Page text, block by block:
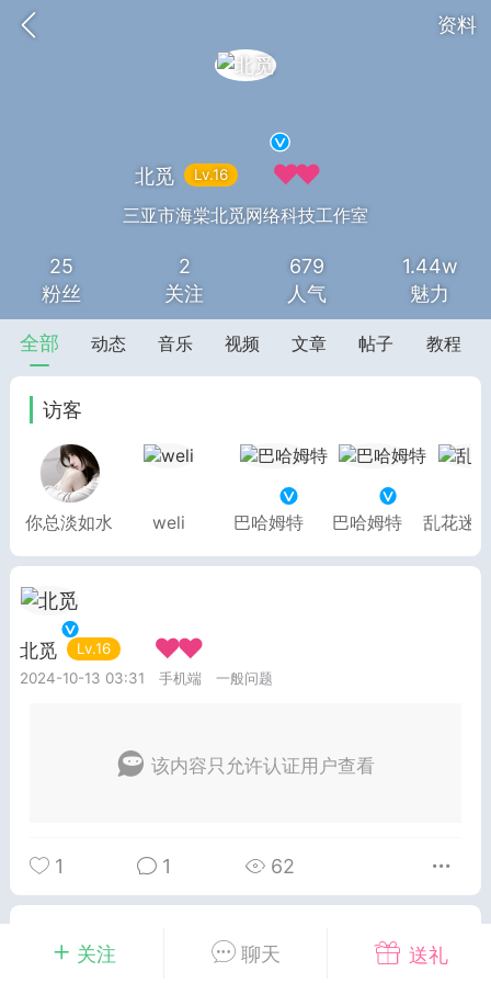
资料
基于wordpress开发 你所看
排行
任务 直播
匿名 摇钱树
务器 苍穹云盘
刘的笔记
位
展示位
展示位
关注 聊天 送礼
北觅 Lv.16 一见钟情
三亚市海棠北觅网络科技工作室
25
粉丝
2
关注
679
人气
1.44w
魅力
全部 动态 音乐 视频 文章 帖子 教程
访客
你总淡如水 weli 巴哈姆特 巴哈姆特 乱花迷
北觅 Lv.16 一见钟情
2024-10-13 03:31 手机端 一般问题
该内容只允许认证用户查看
1 1 62